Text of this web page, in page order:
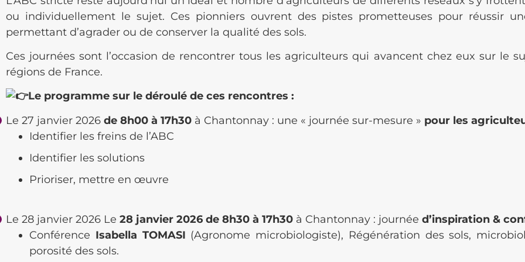
ou individuellement le sujet. Ces pionniers ouvrent des pistes prometteuses pour réussir
permettant d’agrader ou de conserver la qualité des sols.
Ces journées sont l’occasion de rencontrer tous les agriculteurs qui avancent chez eux sur le
régions de France.
Le programme sur le déroulé de ces rencontres :
Le 27 janvier 2026 de 8h00 à 17h30 à Chantonnay : une « journée sur-mesure » pour les
Identifier les freins de l’ABC
Identifier les solutions
Prioriser, mettre en œuvre
Le 28 janvier 2026 Le 28 janvier 2026 de 8h30 à 17h30 à Chantonnay : journée d’inspiration &
Conférence Isabella TOMASI (Agronome microbiologiste), Régénération des sols,
porosité des sols.